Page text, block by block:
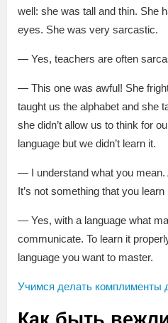
well: she was tall and thin. She
eyes. She was very sarcastic.
— Yes, teachers are often
— This one was awful! She
taught us the alphabet and she
she didn’t allow us to think for
language but we didn’t learn it.
— I understand what you mean.
It’s not something that you
— Yes, with a language what
communicate. To learn it
language you want to master.
Учимся делать комплименты